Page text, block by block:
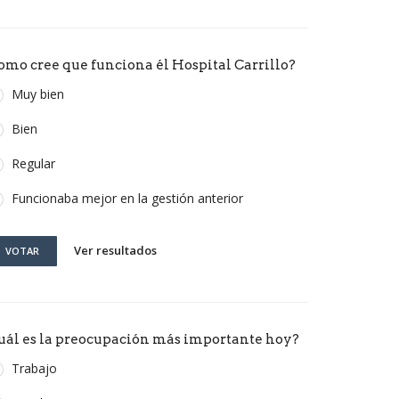
cree que funciona él Hospital Carrillo?
Muy bien
Bien
Regular
Funcionaba mejor en la gestión anterior
VOTAR Ver resultados
es la preocupación más importante hoy?
Trabajo